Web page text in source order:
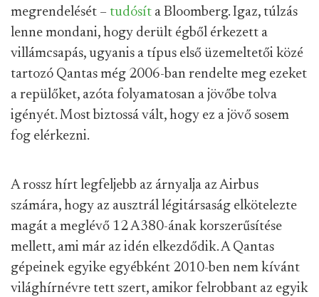
megrendelését – tudósít a Bloomberg. Igaz, túlzás
lenne mondani, hogy derült égből érkezett a
villámcsapás, ugyanis a típus első üzemeltetői közé
tartozó Qantas még 2006-ban rendelte meg ezeket
a repülőket, azóta folyamatosan a jövőbe tolva
igényét. Most biztossá vált, hogy ez a jövő sosem
fog elérkezni.
A rossz hírt legfeljebb az árnyalja az Airbus
számára, hogy az ausztrál légitársaság elkötelezte
magát a meglévő 12 A380-ának korszerűsítése
mellett, ami már az idén elkezdődik. A Qantas
gépeinek egyike egyébként 2010-ben nem kívánt
világhírnévre tett szert, amikor felrobbant az egyik